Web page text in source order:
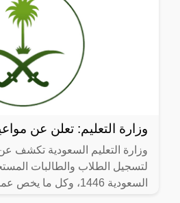
وزارة التعليم: تعلن عن
وزارة التعليم السعودية تكشف
لتسجيل الطلاب والطالبات
السعودية 1446، وكل ما